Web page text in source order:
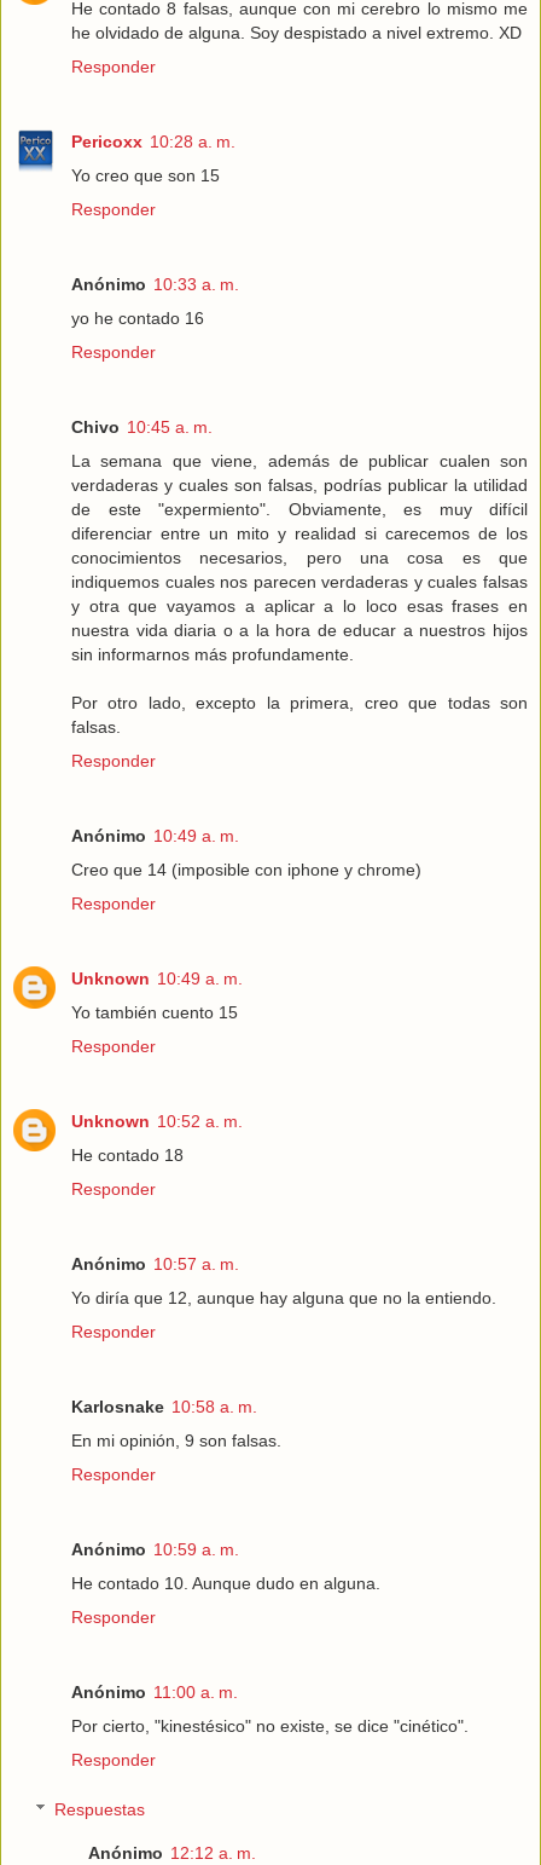
He contado 8 falsas, aunque con mi cerebro lo mismo me
he olvidado de alguna. Soy despistado a nivel extremo. XD
Responder
Pericoxx 10:28 a. m.
Yo creo que son 15
Responder
Anónimo 10:33 a. m.
yo he contado 16
Responder
Chivo 10:45 a. m.
La semana que viene, además de publicar cualen son
verdaderas y cuales son falsas, podrías publicar la utilidad
de este "expermiento". Obviamente, es muy difícil
diferenciar entre un mito y realidad si carecemos de los
conocimientos necesarios, pero una cosa es que
indiquemos cuales nos parecen verdaderas y cuales falsas
y otra que vayamos a aplicar a lo loco esas frases en
nuestra vida diaria o a la hora de educar a nuestros hijos
sin informarnos más profundamente.
Por otro lado, excepto la primera, creo que todas son
falsas.
Responder
Anónimo 10:49 a. m.
Creo que 14 (imposible con iphone y chrome)
Responder
Unknown 10:49 a. m.
Yo también cuento 15
Responder
Unknown 10:52 a. m.
He contado 18
Responder
Anónimo 10:57 a. m.
Yo diría que 12, aunque hay alguna que no la entiendo.
Responder
Karlosnake 10:58 a. m.
En mi opinión, 9 son falsas.
Responder
Anónimo 10:59 a. m.
He contado 10. Aunque dudo en alguna.
Responder
Anónimo 11:00 a. m.
Por cierto, "kinestésico" no existe, se dice "cinético".
Responder
Respuestas
Anónimo 12:12 a. m.